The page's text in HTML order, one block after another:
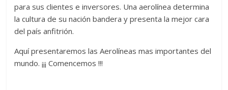
para sus clientes e inversores. Una aerolínea determina
la cultura de su nación bandera y presenta la mejor cara
del país anfitrión.
Aquí presentaremos las Aerolíneas mas importantes del
mundo. ¡¡¡ Comencemos !!!